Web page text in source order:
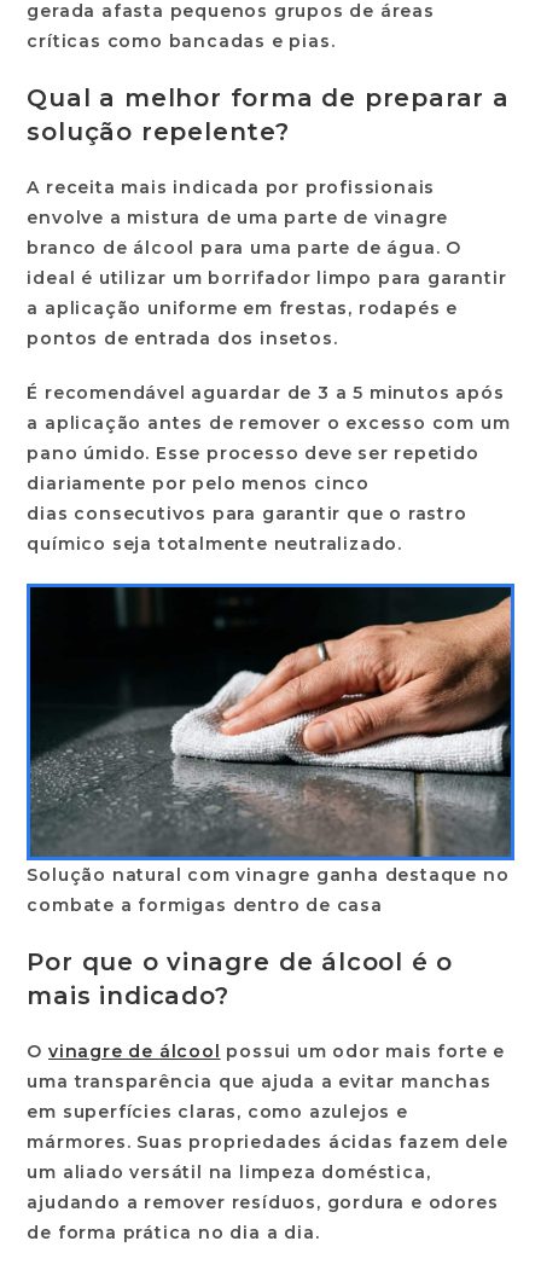
gerada afasta pequenos grupos de áreas
críticas como bancadas e pias.
Qual a melhor forma de preparar a
solução repelente?
A receita mais indicada por profissionais
envolve a mistura de uma parte de vinagre
branco de álcool para uma parte de água. O
ideal é utilizar um borrifador limpo para garantir
a aplicação uniforme em frestas, rodapés e
pontos de entrada dos insetos.
É recomendável aguardar de3 a 5 minutos após
a aplicação antes de remover o excesso com um
pano úmido. Esse processo deve ser repetido
diariamente por pelo menos cinco
dias consecutivos para garantir que o rastro
químico seja totalmente neutralizado.
Solução natural com vinagre ganha destaque no
combate a formigas dentro de casa
Por que o vinagre de álcool é o
mais indicado?
Ovinagre de álcool possui um odor mais forte e
uma transparência que ajuda a evitar manchas
em superfícies claras, como azulejos e
mármores. Suas propriedades ácidas fazem dele
um aliado versátil na limpeza doméstica,
ajudando a remover resíduos, gordura e odores
de forma prática no dia a dia.